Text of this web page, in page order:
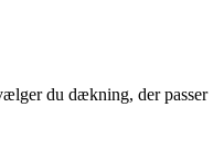
du dækning, der passer